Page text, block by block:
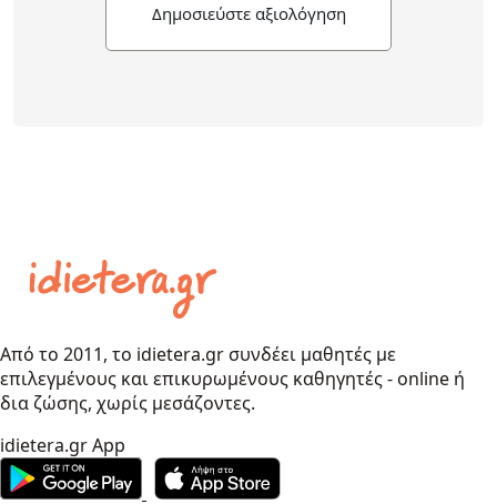
Δημοσιεύστε αξιολόγηση
Από το 2011, το idietera.gr συνδέει μαθητές με
επιλεγμένους και επικυρωμένους καθηγητές - online ή
δια ζώσης, χωρίς μεσάζοντες.
idietera.gr App